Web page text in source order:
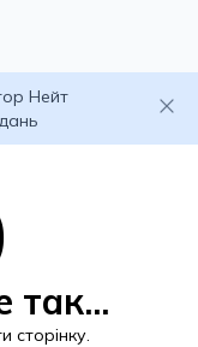
Нейт
так...
сторінку.